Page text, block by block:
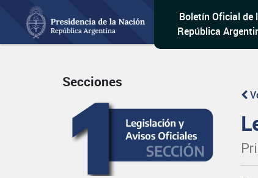
Boletín Oficial de
República
Secciones